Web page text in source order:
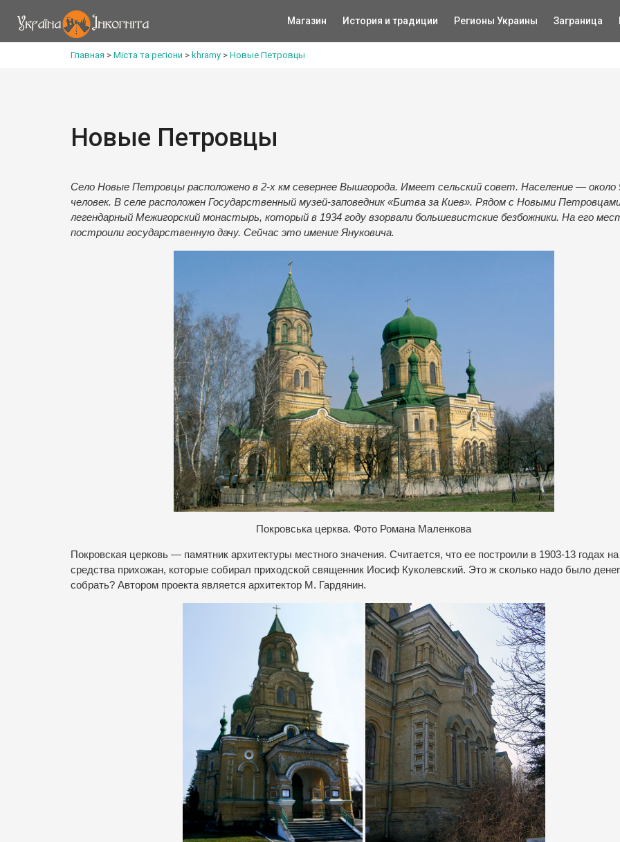
Магазин История и традиции Регионы Украины Заграница
Главная > Міста та регіони > khramy > Новые Петровцы
Новые Петровцы
Село Новые Петровцы расположено в 2-х км севернее Вышгорода. Имеет сельский совет. Население — около
человек. В селе расположен Государственный музей-заповедник «Битва за Киев». Рядом с Новыми
легендарный Межигорский монастырь, который в 1934 году взорвали большевистские безбожники. На его
построили государственную дачу. Сейчас это имение Януковича.
Покровська церква. Фото Романа Маленкова
Покровская церковь — памятник архитектуры местного значения. Считается, что ее построили в 1903-13 годах на
средства прихожан, которые собирал приходской священник Иосиф Куколевский. Это ж сколько надо было денег
собрать? Автором проекта является архитектор М. Гардянин.